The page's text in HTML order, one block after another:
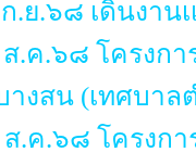
.ย.๖๘ เดินงาน
.ค.๖๘ โครงกา
างสน (เทศบาล
.ค.๖๘ โครงก